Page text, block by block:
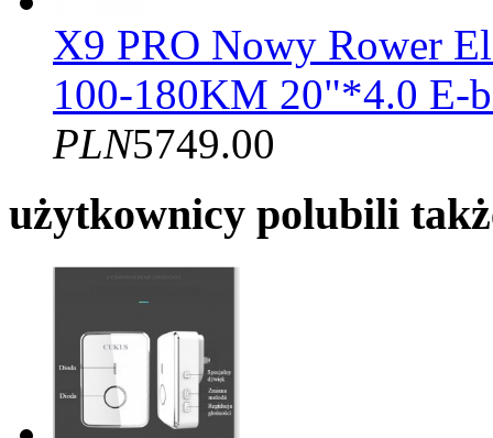
X9 PRO Nowy Rower
100-180KM 20"*4.0 E-
PLN5749.00
użytkownicy polubili